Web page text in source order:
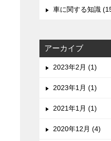
車に関する知識
アーカイブ
2023年2月 (1)
2023年1月 (1)
2021年1月 (1)
2020年12月 (4)